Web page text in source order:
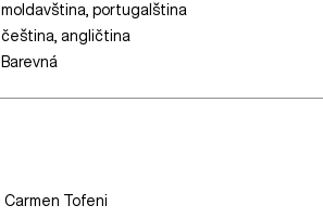
moldavština, portugalština
čeština, angličtina
Barevná
Carmen Tofeni